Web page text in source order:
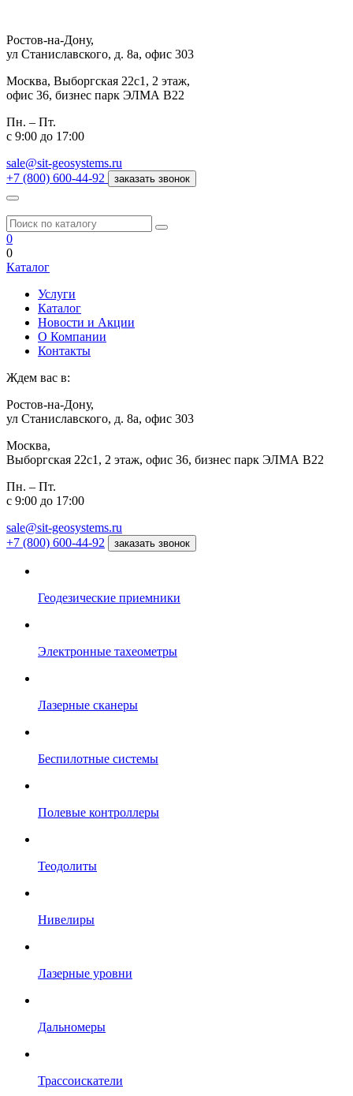
Ростов-на-Дону,
ул Станиславского, д. 8а, офис 303
Москва, Выборгская 22с1, 2 этаж,
офис 36, бизнес парк ЭЛМА В22
Пн. – Пт.
с 9:00 до 17:00
sale@sit-geosystems.ru
+7 (800) 600-44-92
заказать звонок
0
0
Каталог
Услуги
Каталог
Новости и Акции
О Компании
Контакты
Ждем вас в:
Ростов-на-Дону,
ул Станиславского, д. 8а, офис 303
Москва,
Выборгская 22с1, 2 этаж, офис 36, бизнес парк ЭЛМА В22
Пн. – Пт.
с 9:00 до 17:00
sale@sit-geosystems.ru
+7 (800) 600-44-92
заказать звонок
Геодезические приемники
Электронные тахеометры
Лазерные сканеры
Беспилотные системы
Полевые контроллеры
Теодолиты
Нивелиры
Лазерные уровни
Дальномеры
Трассоискатели